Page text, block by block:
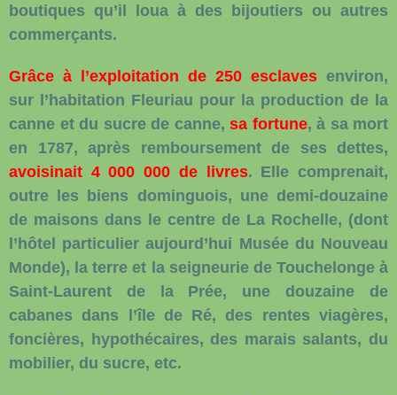
boutiques qu’il loua à des bijoutiers ou autres
commerçants.
Grâce à l’exploitation de 250 esclaves environ,
sur l’habitation Fleuriau pour la production de la
canne et du sucre de canne, sa fortune, à sa mort
en 1787, après remboursement de ses dettes,
avoisinait 4 000 000 de livres. Elle comprenait,
outre les biens dominguois, une demi-douzaine
de maisons dans le centre de La Rochelle, (dont
l’hôtel particulier aujourd’hui Musée du Nouveau
Monde), la terre et la seigneurie de Touchelonge à
Saint-Laurent de la Prée, une douzaine de
cabanes dans l’île de Ré, des rentes viagères,
foncières, hypothécaires, des marais salants, du
mobilier, du sucre, etc.